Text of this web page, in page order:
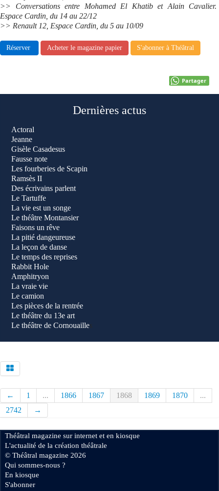
>> Conversations entre Mohamed El Khatib et Alain Cavalier.
Espace Cardin, du 14 au 22/12
>> Renault 12, Espace Cardin, du 5 au 10/09
Réserver Acheter le magazine papier S'abonner à Théâtral
Partager
Dernières actus
Actoral
Jeanne
Gisèle Casadesus
Fausse note
Les fourberies de Scapin
Ramsès II
Des écrivains parlent
Le Tartuffe
La vie est un songe
Le théâtre Montansier
Faisons un rêve
La pitié dangeureuse
La leçon de danse
Le temps des reprises
Rabbit Hole
Amphitryon
La vraie vie
Le camion
Les pièces de la rentrée
Le théâtre du 13e art
Le théâtre de Cornouailles
← 1 ... 1866 1867 1868 1869 1870
...
2742
→
Théâtral magazine sur internet et en kiosque
L'actualité de la création théâtrale
© Théâtral magazine 2026
Qui sommes-nous ?
En kiosque
S'abonner